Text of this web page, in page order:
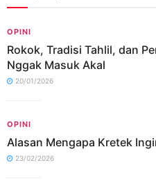
OPINI
Rokok, Tradisi Tahlil, dan
Nggak Masuk Akal
20/01/2026
OPINI
Alasan Mengapa Kretek
23/02/2026